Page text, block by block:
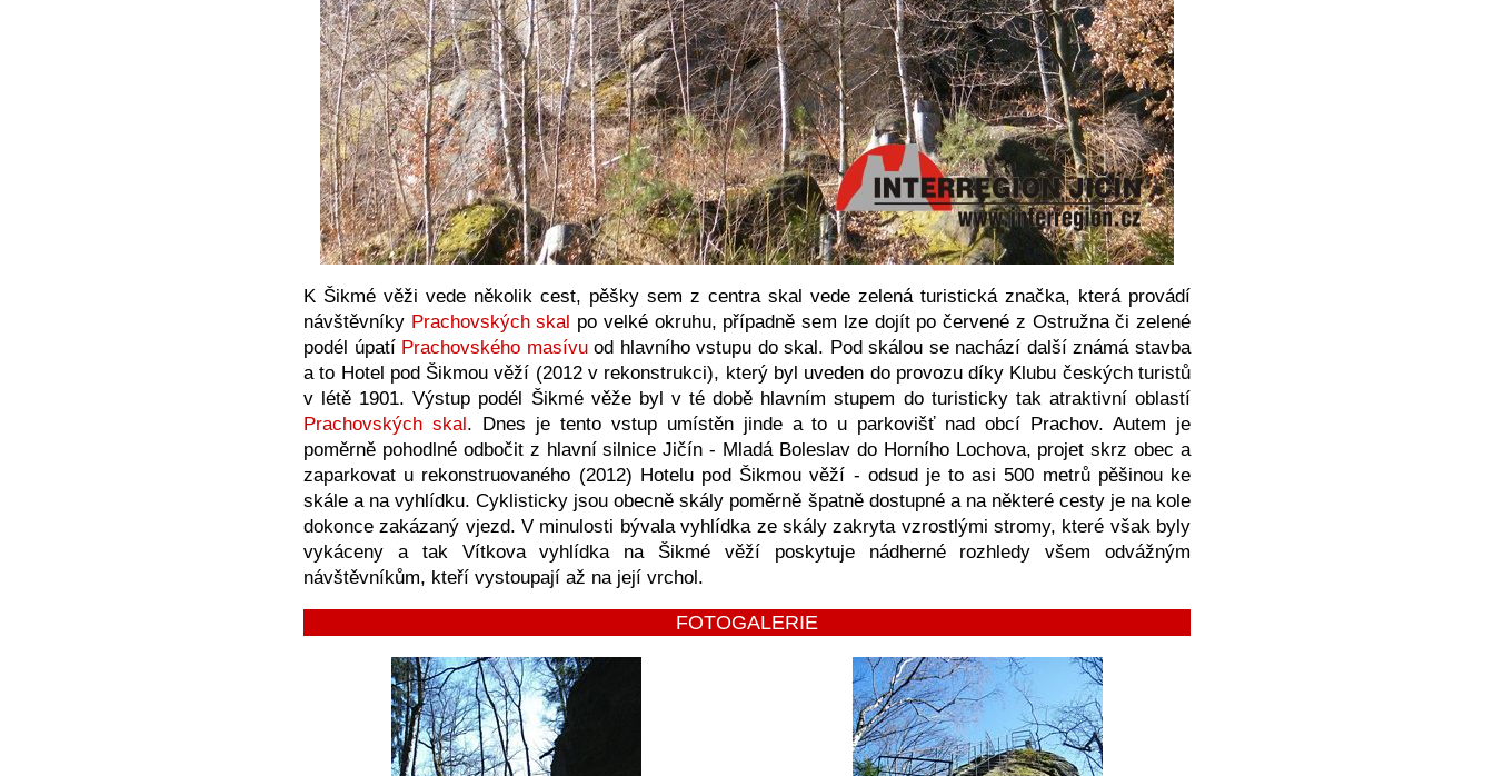
K Šikmé věži vede několik cest, pěšky sem z centra skal vede zelená turistická značka, která provádí
návštěvníky Prachovských skal po velké okruhu, případně sem lze dojít po červené z Ostružna či zelené
podél úpatí Prachovského masívuod hlavního vstupu do skal. Pod skálou se nachází další známá stavba
a to Hotel pod Šikmou věží (2012 v rekonstrukci), který byl uveden do provozu díky Klubu českých turistů
v létě 1901. Výstup podél Šikmé věže byl v té době hlavním stupem do turisticky tak atraktivní oblastí
Prachovských skal. Dnes je tento vstup umístěn jinde a to u parkovišť nad obcí Prachov. Autem je
poměrně pohodlné odbočit z hlavní silnice Jičín - Mladá Boleslav do Horního Lochova, projet skrz obec a
zaparkovat u rekonstruovaného (2012) Hotelu pod Šikmou věží - odsud je to asi 500 metrů pěšinou ke
skále a na vyhlídku. Cyklisticky jsou obecně skály poměrně špatně dostupné a na některé cesty je na kole
dokonce zakázaný vjezd. V minulosti bývala vyhlídka ze skály zakryta vzrostlými stromy, které však byly
vykáceny a tak Vítkova vyhlídka na Šikmé věží poskytuje nádherné rozhledy všem odvážným
návštěvníkům, kteří vystoupají až na její vrchol.
FOTOGALERIE